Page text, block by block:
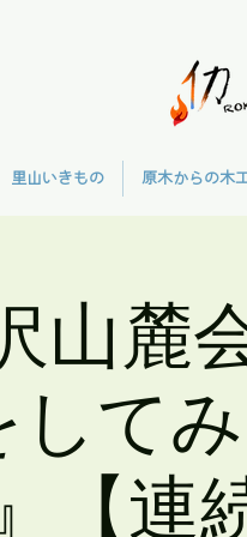
里山いきもの 原木からの木
山麓
て
連